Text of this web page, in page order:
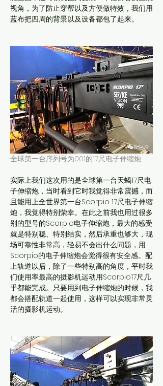
视角，为了防止穿帮以及方便做特效，我们用
蓝布把四周的背景以及设备都包了起来。
全球第一台序列号为001的17尺电子伸缩炮
实际上我们这次用的是全球第一台天蝎17尺电
子伸缩炮，当时看到它时我觉得非常震撼，而
且能用上全世界第一台Scorpio 17尺电子伸缩
炮，我觉得特别荣幸。在此之前我也用过很多
别的型号的Scorpio电子伸缩炮，最大的感受
就是特别稳、特别结实，然后承重也够大，现
场可靠性非常高，轻易不会出什么问题，用
Scorpio的电子伸缩炮会觉得很有安全感。配
上轨道以后，除了一些特别高的角度，平时我
们使用率最高的摄影机运动用Scorpio17尺几
乎都能完成。只要用到电子伸缩炮的时候，我
都会搭配轨道一起使用，这样可以实现非常灵
活的摄影机运动。